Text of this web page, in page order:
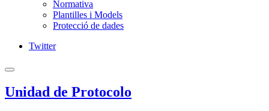
Normativa
Plantilles i Models
Protecció de dades
Twitter
Unidad de Protocolo